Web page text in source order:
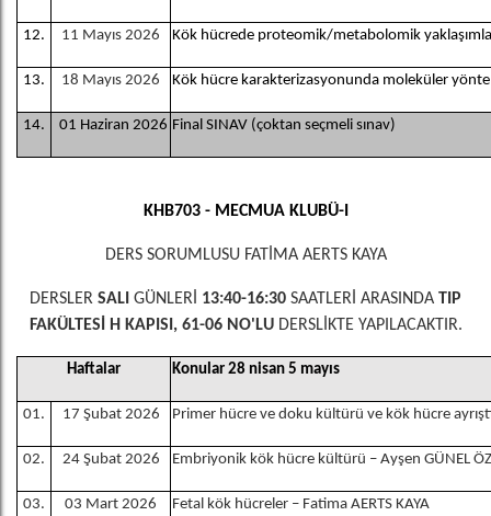
12. 11 Mayıs 2026 Kök hücrede proteomik/metabolomik
13. 18 Mayıs 2026 Kök hücre karakterizasyonunda moleküler
14. 01 Haziran 2026 Final SINAV (çoktan seçmeli sınav)
KHB703 - MECMUA KLUBÜ-I
DERS SORUMLUSU FATİMA AERTS KAYA
DERSLER SALI GÜNLERİ 13:40-16:30 SAATLERİ ARASINDA TIP
FAKÜLTESİ H KAPISI, 61-06 NO'LUDERSLİKTE YAPILACAKTIR.
Haftalar Konular 28 nisan 5 mayıs
01. 17 Şubat 2026 Primer hücre ve doku kültürü ve kök hücre
02. 24 Şubat 2026 Embriyonik kök hücre kültürü – Ayşen GÜNEL
03. 03 Mart 2026 Fetal kök hücreler – Fatima AERTS KAYA